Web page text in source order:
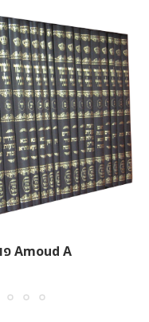
Guémara Yoma Daf פו Amoud A